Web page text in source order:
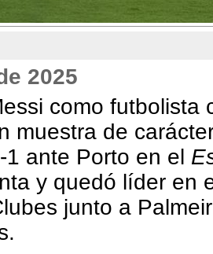
2025
como futbolista
muestra de
1 ante Porto en el
y quedó líder en
junto a